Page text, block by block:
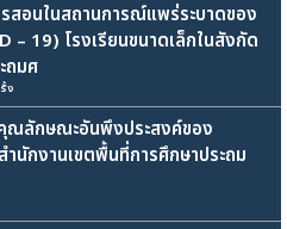
สอนในสถานการณ์แพร่ระบาดของ
– 19) โรงเรียนขนาดเล็กในสังกัด
ถมศ
ง
ณลักษณะอันพึงประสงค์ของ
ำนักงานเขตพื้นที่การศึกษาประถม